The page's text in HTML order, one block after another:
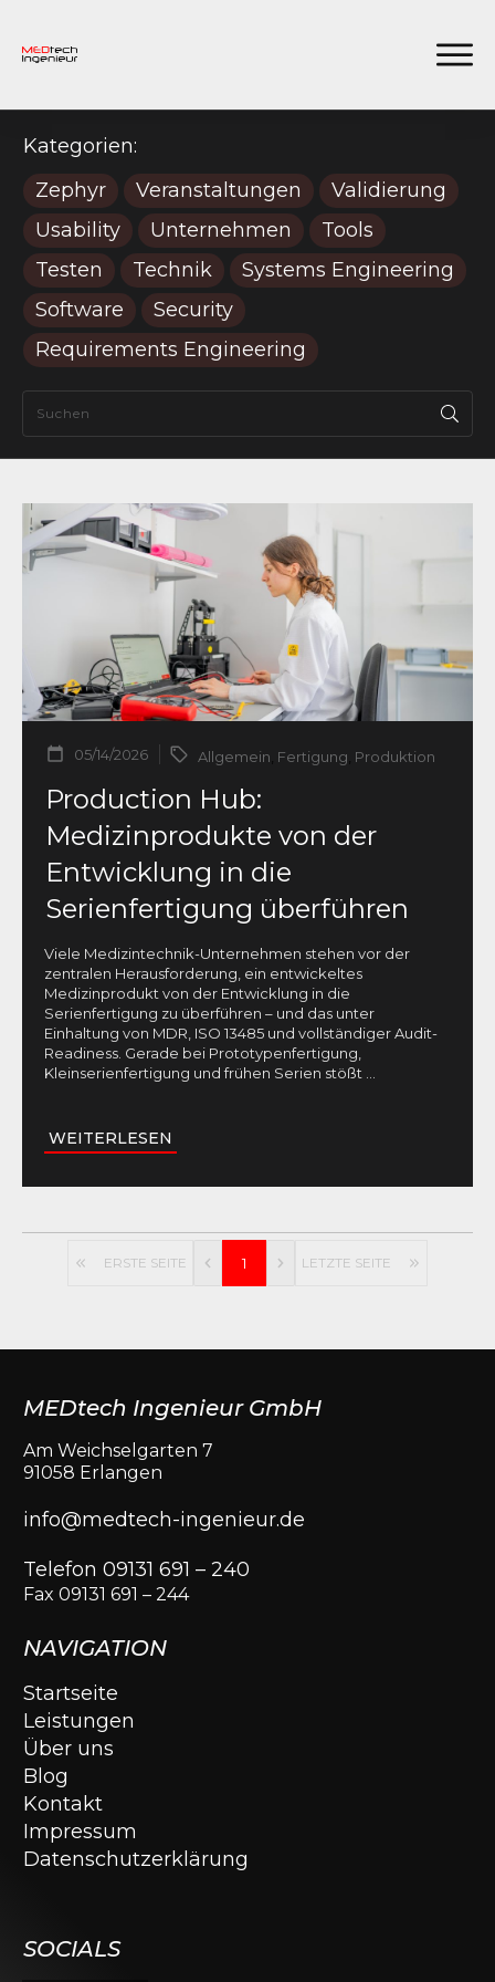
Kategorien:
Zephyr
Veranstaltungen
Validierung
Usability
Unternehmen
Tools
Testen
Technik
Systems Engineering
Software
Security
Requirements Engineering
05/14/2026 Allgemein Fertigung Produktion
Production Hub:
Medizinprodukte von der
Entwicklung in die
Serienfertigung überführen
Viele Medizintechnik-Unternehmen stehen vor der
zentralen Herausforderung, ein entwickeltes
Medizinprodukt von der Entwicklung in die
Serienfertigung zu überführen – und das unter
Einhaltung von MDR, ISO 13485 und vollständiger Audit-
Readiness. Gerade bei Prototypenfertigung,
Kleinserienfertigung und frühen Serien stößt
WEITERLESEN
ERSTE SEITE 1 LETZTE SEITE
MEDtech Ingenieur GmbH
Am Weichselgarten 7
91058 Erlangen
info@medtech-ingenieur.de
Telefon 09131 691 – 240
Fax 09131 691 – 244
NAVIGATION
Startseite
Leistungen
Über uns
Blog
Kontakt
Impressum
Datenschutzerklärung
SOCIALS